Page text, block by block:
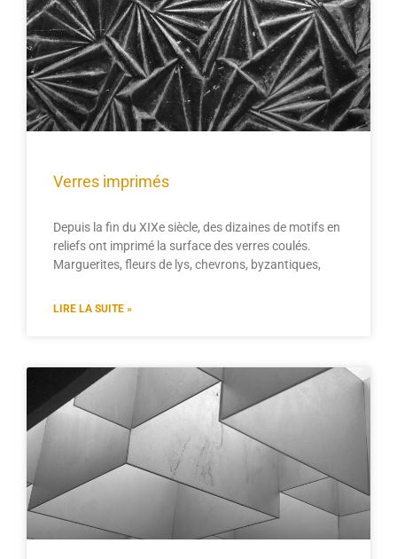
Verres imprimés
Depuis la fin du XIXe siècle, des dizaines de motifs en
reliefs ont imprimé la surface des verres coulés.
Marguerites, fleurs de lys, chevrons, byzantiques,
LIRE LA SUITE »